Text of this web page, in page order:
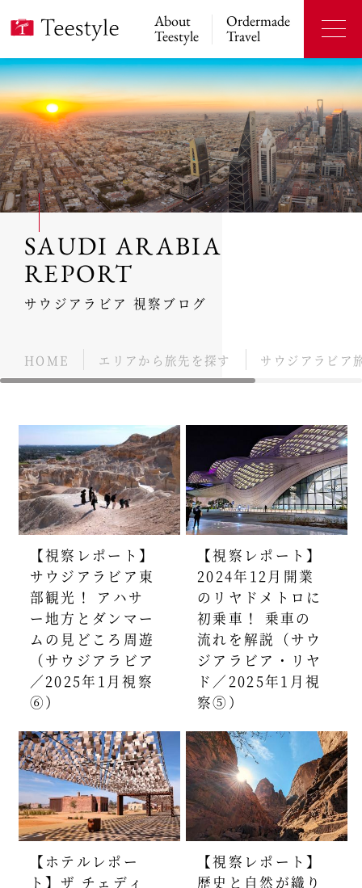
About
Teestyle
Ordermade
Travel
SAUDI ARABIA
REPORT
サウジアラビア 視察ブログ
HOME エリアから旅先を探す サウジアラビア
【視察レポート】
サウジアラビア東
部観光！ アハサ
ー地方とダンマー
ムの見どころ周遊
（サウジアラビア
／2025年1月視察
⑥）
【視察レポート】
2024年12月開業
のリヤドメトロに
初乗車！ 乗車の
流れを解説（サウ
ジアラビア・リヤ
ド／2025年1月視
察⑤）
【ホテルレポー
ト】ザ チェディ
【視察レポート】
歴史と自然が織り